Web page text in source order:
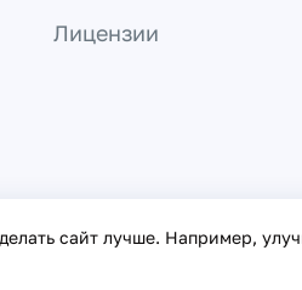
сайт лучше. Например,
Лицензии